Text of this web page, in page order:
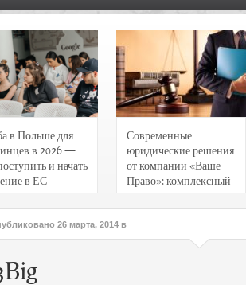
в Польше для
в 2026 —
и начать
в ЕС
Современные
юридические решения
от компании «Ваше
Право»: комплексный
интересов клиентов
26 марта, 2014 в